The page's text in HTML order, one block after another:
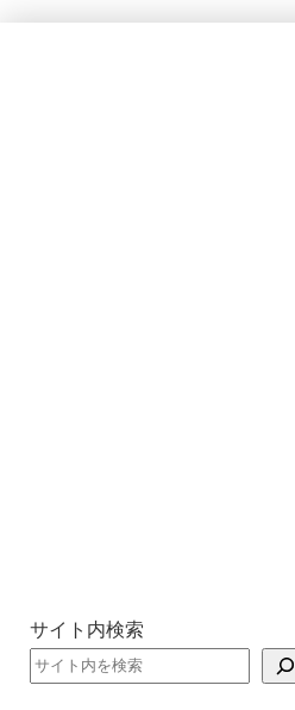
サイト内検索